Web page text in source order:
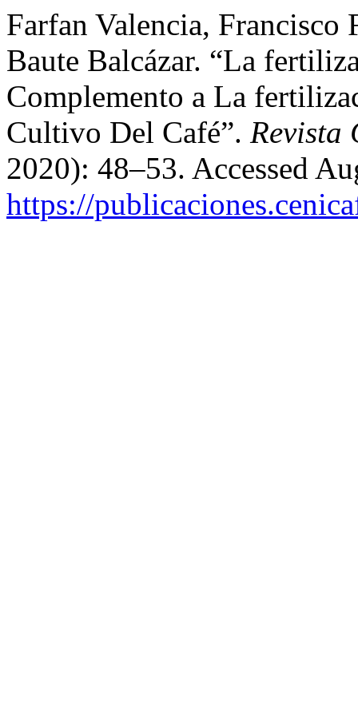
Farfan Valencia, Francisco
Baute Balcázar. “La
Complemento a La
Cultivo Del Café”. Revista
2020): 48–53. Accessed
https://